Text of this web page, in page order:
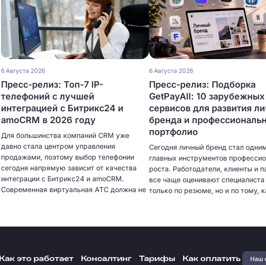
6 Августа 2026
Пресс-релиз: Топ-7 IP-
телефоний с лучшей
интеграцией с Битрикс24 и
amoCRM в 2026 году
Для большинства компаний CRM уже
давно стала центром управления
продажами, поэтому выбор телефонии
сегодня напрямую зависит от качества
интеграции с Битрикс24 и amoCRM.
Современная виртуальная АТС должна не
интеграция, тем меньше ручной работы
6 Августа 2026
Пресс-релиз: Подборка
GetPayAll: 10 зарубежных
сервисов для развития
бренда и
портфолио
Сегодня личный бренд стал
главных инструментов
роста. Работодатели, клиенты и
все чаще оценивают специалиста
только по резюме, но и по тому,
быстрее находить проекты,
Как это работает Консалтинг Тарифы Как оплатить Наш